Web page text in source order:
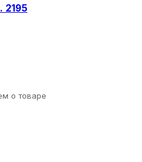
2195
о товаре